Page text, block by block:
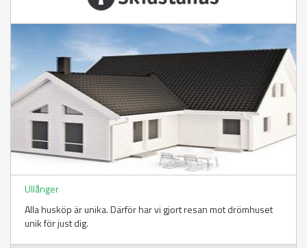
Ullånger
Alla husköp är unika. Därför har vi gjort resan mot drömhuset
unik för just dig.